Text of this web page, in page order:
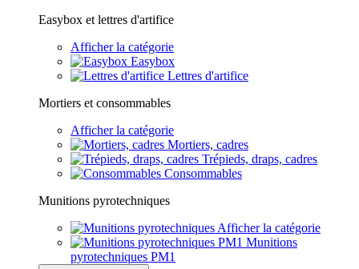
Easybox et lettres d'artifice
Afficher la catégorie
Easybox
Lettres d'artifice
Mortiers et consommables
Afficher la catégorie
Mortiers, cadres
Trépieds, draps, cadres
Consommables
Munitions pyrotechniques
Afficher la catégorie
Munitions
pyrotechniques PM1